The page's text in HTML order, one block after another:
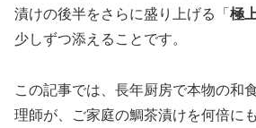
漬けの後半をさらに盛り上げる「 極
少しずつ添えることです。
この記事では、長年厨房で本物の和
理師が、ご家庭の鯛茶漬けを何倍に